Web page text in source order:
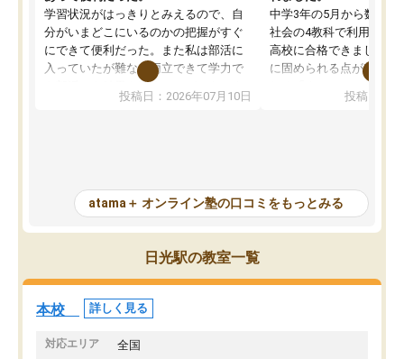
学習状況がはっきりとみえるので、自
分がいまどこにいるのかの把握がすぐ
にできて便利だった。また私は部活に
入っていたが難なく両立できて学力で
も部活でも結果を残すことができてよ
かった。また問題演習の際に、自分が
が、自分で自分の管理ができない人に
とっては難しい部分もあるのではない
かと思った。
投稿日：2026年07月10日
中学3年の5月から数学・
社会の4教科で利用し、
高校に合格できました。
に固められる点が魅力で
項目のおかげで、手軽
元数が可視化されるので
しながら意欲的に取り組
常に効果を実感している
すめできる塾です。
投稿日：
atama＋ オンライン塾の口コミをもっとみる
日光駅の教室一覧
本校 詳しく見る
対応エリア 全国